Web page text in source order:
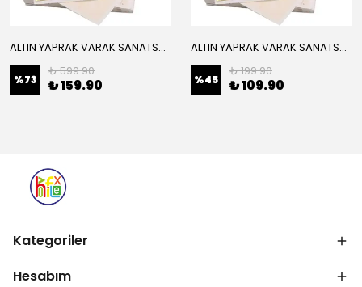
ALTIN YAPRAK VARAK SANATSAL BÜYÜK BOY FOLYO EPOKSİ REÇİNE NAİL ART 16 ADET 14X14 CM ALTIN RENK
%73
₺ 599.90
₺ 159.90
ALTIN YAPRAK VARAK SANATSAL BÜYÜK BOY FOLYO EPOKSİ REÇİNE NAİL ART 8 ADET ALTIN RENK 14X14 CM
%45
₺ 199.90
₺ 109.90
Kategoriler
Hesabım